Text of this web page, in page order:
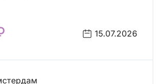
15.07.2026